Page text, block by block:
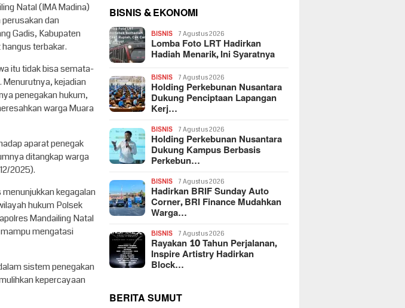
Natal (IMA Madina)
dan
Gadis, Kabupaten
terbakar.
itu tidak bisa semata-
kejadian
penegakan hukum,
warga Muara
aparat penegak
ditangkap warga
2025).
kegagalan
hukum Polsek
Mandailing Natal
mengatasi
sistem penegakan
kepercayaan
BISNIS & EKONOMI
BISNIS 7 Agustus 2026
Lomba Foto LRT Hadirkan
Hadiah Menarik, Ini Syaratnya
BISNIS 7 Agustus 2026
Holding Perkebunan Nusantara
Dukung Penciptaan Lapangan
Kerj…
BISNIS 7 Agustus 2026
Holding Perkebunan Nusantara
Dukung Kampus Berbasis
Perkebun…
BISNIS 7 Agustus 2026
Hadirkan BRIF Sunday Auto
Corner, BRI Finance Mudahkan
Warga…
BISNIS 7 Agustus 2026
Rayakan 10 Tahun Perjalanan,
Inspire Artistry Hadirkan
Block…
BERITA SUMUT